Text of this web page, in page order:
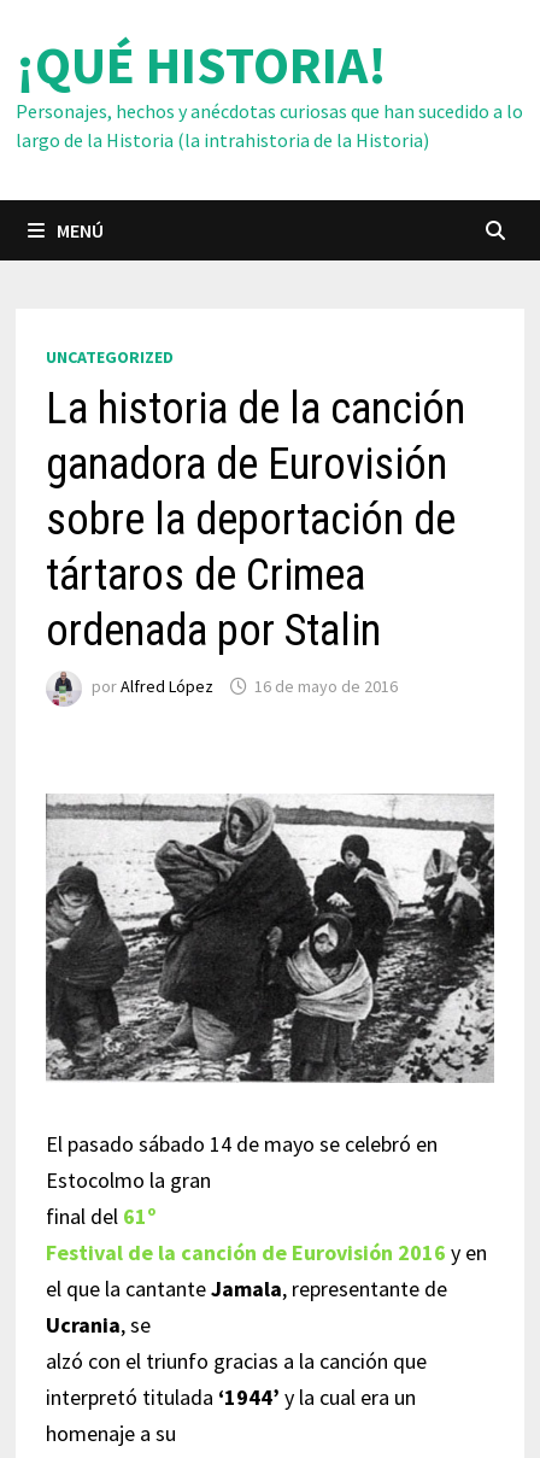
contenido
¡QUÉ HISTORIA!
Personajes, hechos y anécdotas curiosas que han sucedido a lo
largo de la Historia (la intrahistoria de la Historia)
MENÚ
UNCATEGORIZED
La historia de la canción
ganadora de Eurovisión
sobre la deportación de
tártaros de Crimea
ordenada por Stalin
porAlfred López 16 de mayo de 2016
El pasado sábado 14 de mayo se celebró en
Estocolmo la gran
final del 61º
Festival de la canción de Eurovisión 2016 y en
el que la cantanteJamala, representante de
Ucrania, se
alzó con el triunfo gracias a la canción que
interpretó titulada ‘1944’ y la cual era un
homenaje a su